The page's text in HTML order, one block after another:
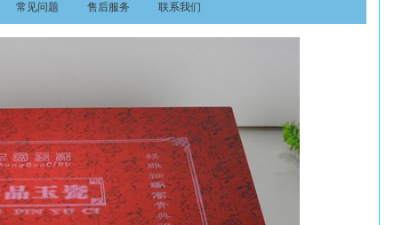
常见问题 售后服务 联系我们